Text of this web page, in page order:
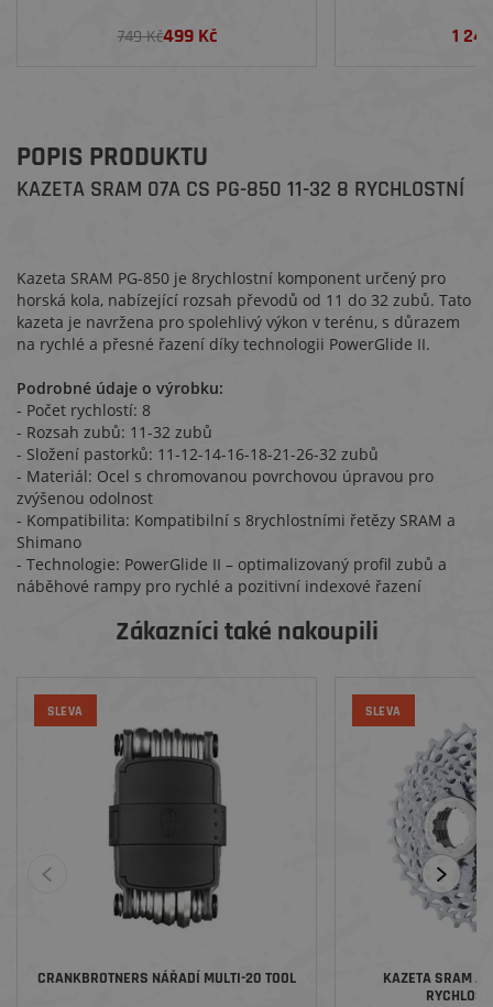
749 Kč499 Kč 1
POPIS PRODUKTU
KAZETA SRAM 07A CS PG-850 11-32 8 RYCHLOSTNÍ
Kazeta SRAM PG-850 je 8rychlostní komponent určený pro
horská kola, nabízející rozsah převodů od 11 do 32 zubů. Tato
kazeta je navržena pro spolehlivý výkon v terénu, s důrazem
na rychlé a přesné řazení díky technologii PowerGlide II.
Podrobné údaje o výrobku:
- Počet rychlostí: 8
- Rozsah zubů: 11-32 zubů
- Složení pastorků: 11-12-14-16-18-21-26-32 zubů
- Materiál: Ocel s chromovanou povrchovou úpravou pro
zvýšenou odolnost
- Kompatibilita: Kompatibilní s 8rychlostními řetězy SRAM a
Shimano
- Technologie: PowerGlide II – optimalizovaný profil zubů a
náběhové rampy pro rychlé a pozitivní indexové řazení
Zákazníci také nakoupili
SLEVA
CRANKBROTNERS NÁŘADÍ MULTI-20 TOOL
SLEVA
KAZETA SRAM